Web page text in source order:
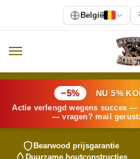
−5% NU 5%
Actie verlengd wegens succes —
— vragen? mail gerust:
Bearwood prijsgarantie
Duurzame houtconstructies
België